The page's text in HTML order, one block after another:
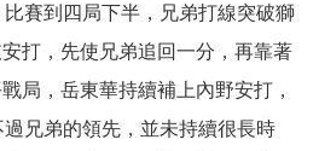
賽到四局下半，兄弟打線突破獅
打，先使兄弟追回一分，再靠著
局，岳東華持續補上內野安打，
兄弟的領先，並未持續很長時